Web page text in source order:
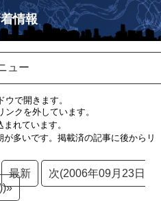
情報
ュー
で開きます。
クを外しています。
れています。
多いです。掲載済の記事に後からリ
最新
次(2006年09月23日